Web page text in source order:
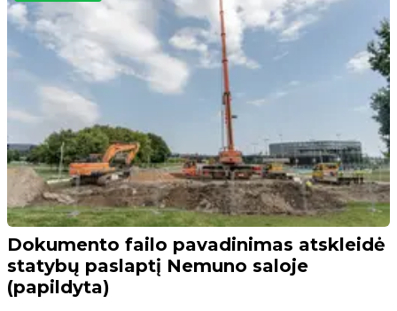
Dokumento failo pavadinimas atskleidė
statybų paslaptį Nemuno saloje
(papildyta)